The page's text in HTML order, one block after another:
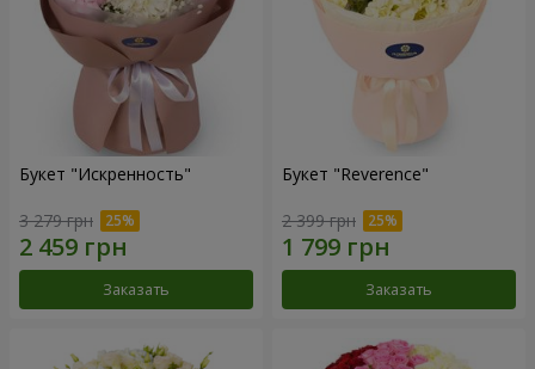
Букет "Искренность"
3 279 грн
Заказать
Букет "Reverence"
2 399 грн
Заказать